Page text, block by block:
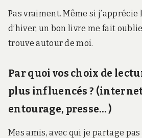
Pas vraiment. Même si j’apprécie
d’hiver, un bon livre me fait
trouve autour de moi.
Par quoi vos choix de
plus influencés ?
entourage, presse… )
Mes amis, avec qui je partage